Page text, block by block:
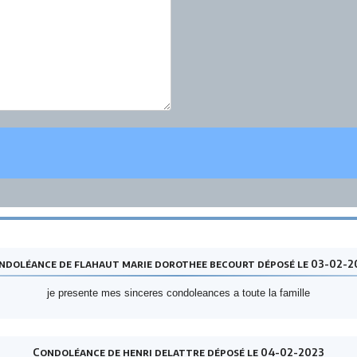
de flahaut marie dorothee becourt déposé le 03-02-
je presente mes sinceres condoleances a toute la famille
Condoléance de henri delattre déposé le 04-02-2023